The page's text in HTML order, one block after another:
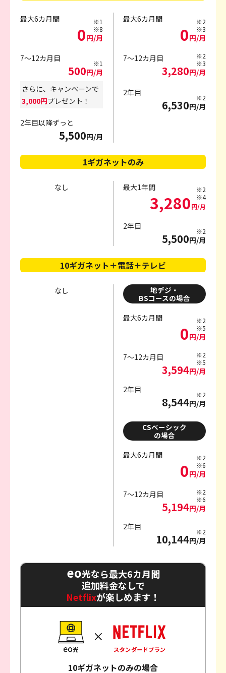
最大6カ月間
0円/月
※1
※8
7～12カ月目
500円/月
※1
さらに、キャンペーンで
3,000円プレゼント！
2年目以降ずっと
5,500円/月
最大6カ月間
0円/月
※2
※3
7～12カ月目
3,280円/月
※2
※3
2年目
6,530円/月
※2
1ギガネットのみ
なし 最大1年間
3,280円/月
※2
※4
2年目
5,500円/月
※2
10ギガネット＋電話＋テレビ
なし
地デジ・
BSコースの場合
最大6カ月間
0円/月
※2
※5
7～12カ月目
3,594円/月
※2
※5
2年目
8,544円/月
※2
CSベーシック
の場合
最大6カ月間
0円/月
※2
※6
7～12カ月目
5,194円/月
※2
※6
2年目
10,144円/月
※2
eo光なら最大6カ月間
追加料金なしで
Netflixが楽しめます！
10ギガネットのみの場合